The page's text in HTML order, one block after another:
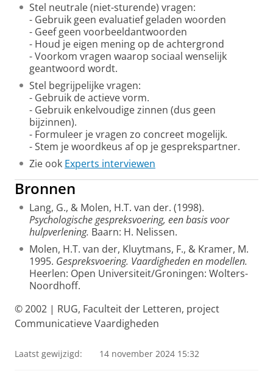
Stel neutrale (niet-sturende) vragen:
- Gebruik geen evaluatief geladen woorden
- Geef geen voorbeeldantwoorden
- Houd je eigen mening op de achtergrond
- Voorkom vragen waarop sociaal wenselijk
geantwoord wordt.
Stel begrijpelijke vragen:
- Gebruik de actieve vorm.
- Gebruik enkelvoudige zinnen (dus geen
bijzinnen).
- Formuleer je vragen zo concreet mogelijk.
- Stem je woordkeus af op je gesprekspartner.
Zie ook Experts interviewen
Bronnen
Lang, G., & Molen, H.T. van der. (1998).
Psychologische gespreksvoering, een basis voor
hulpverlening. Baarn: H. Nelissen.
Molen, H.T. van der, Kluytmans, F., & Kramer, M.
1995. Gespreksvoering. Vaardigheden en modellen.
Heerlen: Open Universiteit/Groningen: Wolters-
Noordhoff.
© 2002 | RUG, Faculteit der Letteren, project
Communicatieve Vaardigheden
Laatst gewijzigd: 14 november 2024 15:32